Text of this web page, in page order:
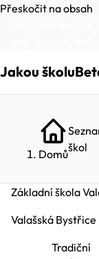
Přeskočit na obsah
Testovací
Jakou školu
Domůškol
Základní škola
Valašská Bystřice
Tradiční